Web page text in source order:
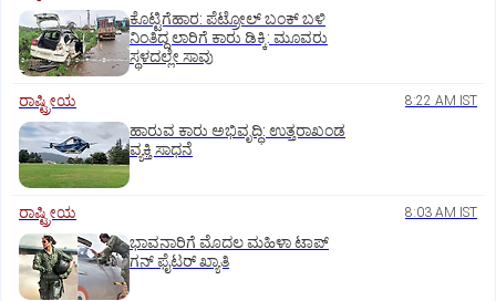
ಕೊಟ್ಟಿಗೆಹಾರ: ಪೆಟ್ರೋಲ್ ಬಂಕ್ ಬಳಿ
ನಿಂತಿದ್ದ ಲಾರಿಗೆ ಕಾರು ಡಿಕ್ಕಿ: ಮೂವರು
ಸ್ಥಳದಲ್ಲೇ ಸಾವು
ರಾಷ್ಟ್ರೀಯ 8:22 AM IST
ಹಾರುವ ಕಾರು ಅಭಿವೃದ್ಧಿ: ಉತ್ತರಾಖಂಡ
ವ್ಯಕ್ತಿ ಸಾಧನೆ
ರಾಷ್ಟ್ರೀಯ 8:03 AM IST
ಭಾವನಾರಿಗೆ ಮೊದಲ ಮಹಿಳಾ ಟಾಪ್‌
ಗನ್‌ ಫೈಟರ್‌ ಖ್ಯಾತಿ